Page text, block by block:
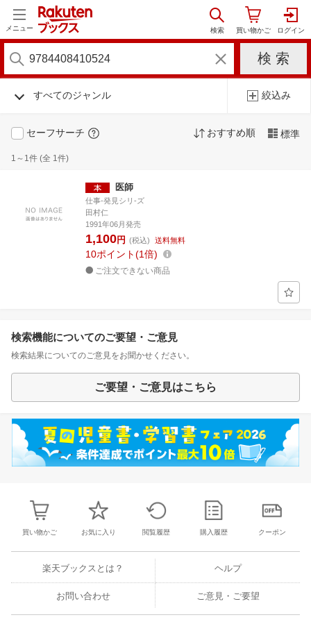
メニュー
すべてのジャンル 絞込み
セーフサーチ おすすめ順 標準
1～1件 (全 1件)
医師
仕事-発見シリ-ズ
田村仁
1991年06月発売
1,100円 (税込) 送料無料
10ポイント 1倍
ご注文できない商品
検索機能についてのご要望・ご意見
検索結果についてのご意見をお聞かせください。
ご要望・ご意見はこちら
買い物かご お気に入り 閲覧履歴 購入履歴 クーポン
楽天ブックスとは？ ヘルプ
お問い合わせ ご意見・ご要望